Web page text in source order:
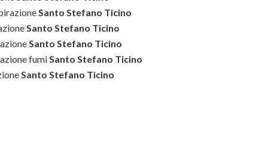
Santo Stefano Ticino
Santo Stefano Ticino
Santo Stefano Ticino
fumiSanto Stefano Ticino
Santo Stefano Ticino